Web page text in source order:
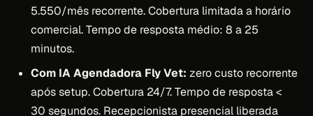
5.550/mês recorrente. Cobertura limitada a horário
comercial. Tempo de resposta médio: 8 a 25
minutos.
Com IA Agendadora Fly Vet: zero custo recorrente
após setup. Cobertura 24/7. Tempo de resposta <
30 segundos. Recepcionista presencial liberada